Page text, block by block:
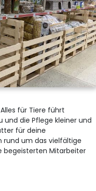
für Tiere führt
und die Pflege kleiner und
für deine
rund um das vielfältige
begeisterten Mitarbeiter